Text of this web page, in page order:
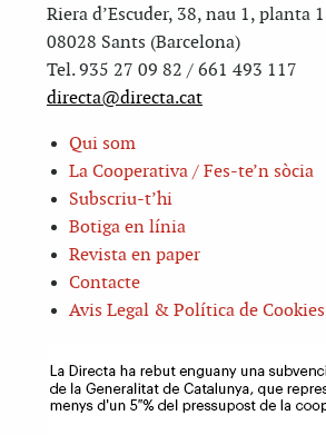
Riera d’Escuder, 38, nau 1, planta 1
08028 Sants (Barcelona)
Tel. 935 27 09 82 / 661 493 117
directa@directa.cat
Qui som
La Cooperativa / Fes-te’n sòcia
Subscriu-t’hi
Botiga en línia
Revista en paper
Contacte
Avis Legal & Política de Cookies